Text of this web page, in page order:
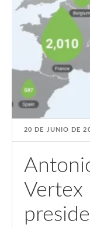
20 DE JUNIO DE
Vertex